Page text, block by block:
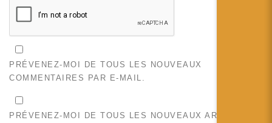
PRÉVENEZ-MOI DE TOUS LES NOUVEAUX
COMMENTAIRES PAR E-MAIL.
PRÉVENEZ-MOI DE TOUS LES NOUVEAUX ARTICLES